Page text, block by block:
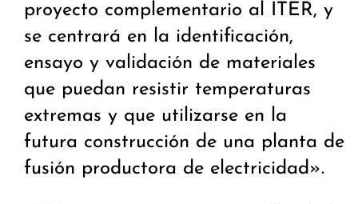
proyecto complementario al ITER, y
se centrará en la identificación,
ensayo y validación de materiales
que puedan resistir temperaturas
extremas y que utilizarse en la
futura construcción de una planta de
fusión productora de electricidad».